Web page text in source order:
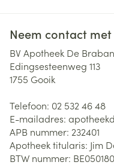
Neem contact
BV Apotheek De
Edingsesteenweg 113
1755 Gooik
Telefoon: 02 532 46 48
E-mailadres:
APB nummer: 232401
Apotheek titularis: Jim
BTW nummer: